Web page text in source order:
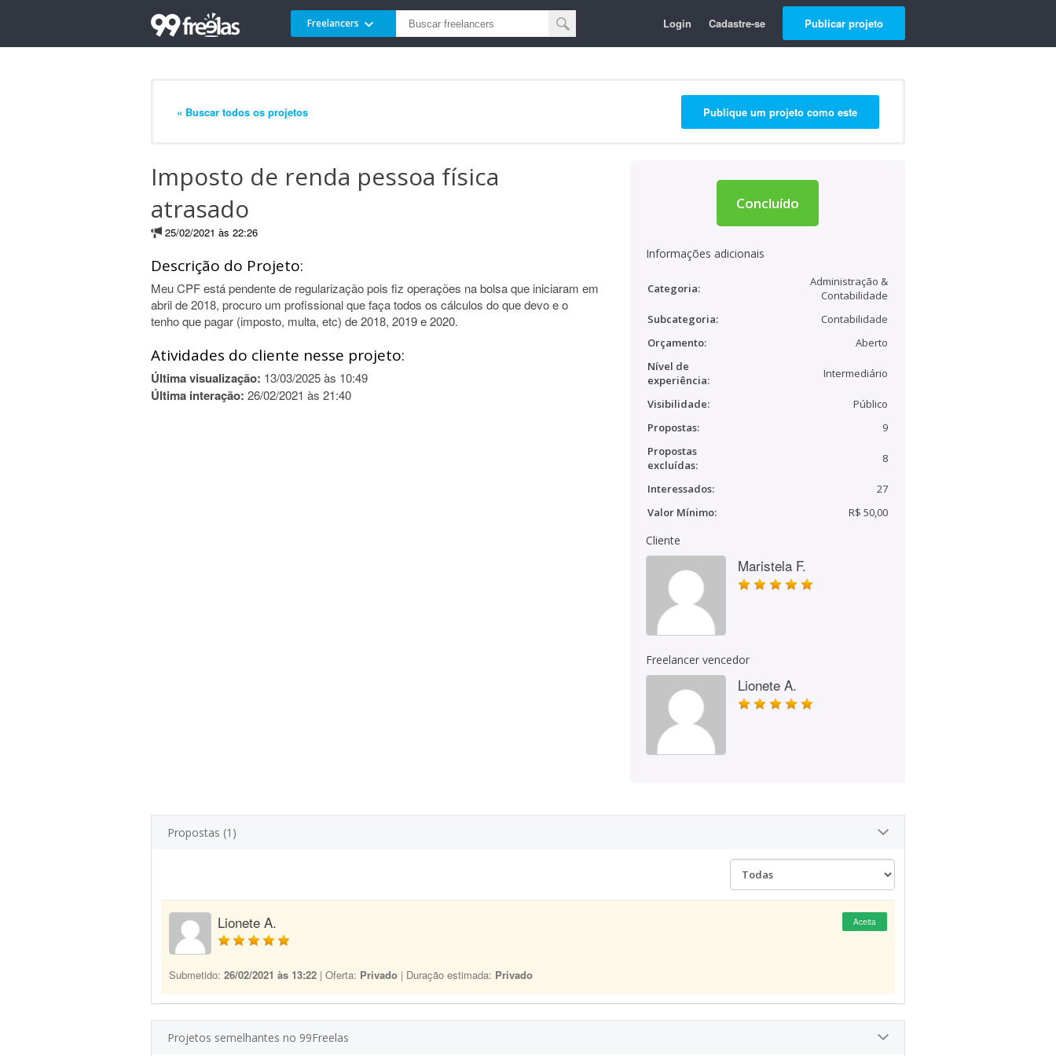
Freelancers Login Cadastre-se Publicar projeto
« Buscar todos os projetos Publique um projeto como este
Imposto de renda pessoa física
atrasado
25/02/2021 às 22:26
Descrição do Projeto:
Meu CPF está pendente de regularização pois fiz operações na bolsa que iniciaram em
abril de 2018, procuro um profissional que faça todos os cálculos do que devo e o
tenho que pagar (imposto, multa, etc) de 2018, 2019 e 2020.
Atividades do cliente nesse projeto:
Última visualização: 13/03/2025 às 10:49
Última interação: 26/02/2021 às 21:40
Concluído
Informações adicionais
Categoria:
Administração &
Contabilidade
Subcategoria:
Contabilidade
Orçamento:
Aberto
Nível de
experiência:
Intermediário
Visibilidade:
Público
Propostas:
9
Propostas
excluídas:
8
Interessados:
27
Valor Mínimo:
R$ 50,00
Cliente
Maristela F.
Freelancer vencedor
Lionete A.
Propostas (1)
Lionete A. Aceita
Submetido: 26/02/2021 às 13:22 | Oferta: Privado | Duração estimada: Privado
Projetos semelhantes no 99Freelas